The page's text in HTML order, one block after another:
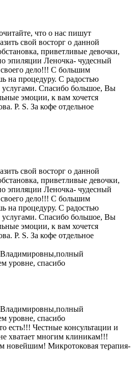
что о нас пишут
свой восторг о данной
приветливые девочки,
эпиляции Леночка- чудесный
дело!!! С большим
на процедуру. С радостью
услугами. Спасибо большое, Вы
эмоции, к вам хочется
P. S. За кофе отдельное
свой восторг о данной
приветливые девочки,
эпиляции Леночка- чудесный
дело!!! С большим
на процедуру. С радостью
услугами. Спасибо большое, Вы
эмоции, к вам хочется
P. S. За кофе отдельное
уровне, спасибо
уровне, спасибо
есть!!! Честные консультации и
хватает многим клиникам!!!
новейшим! Микротоковая терапия-